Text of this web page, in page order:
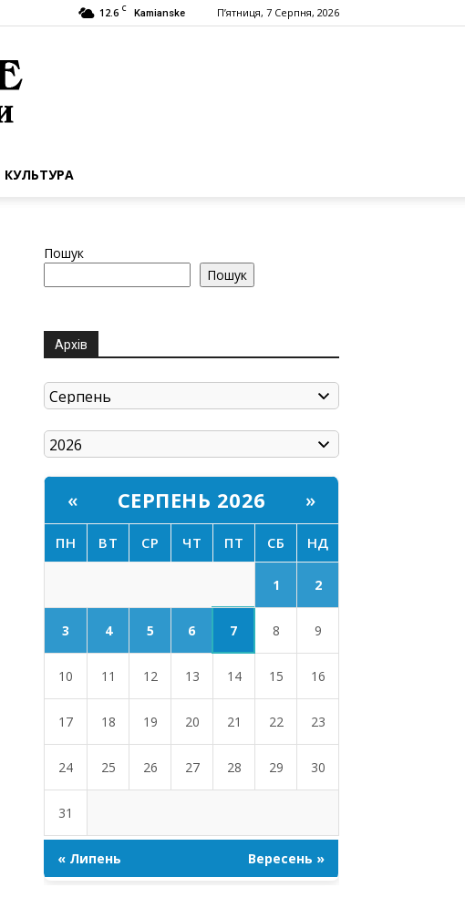
12.6 C Kamianske П’ятниця, 7 Серпня, 2026
КУЛЬТУРА
Пошук
Пошук
Архів
« СЕРПЕНЬ 2026 »
ПН ВТ СР ЧТ ПТ СБ НД
1 2
3 4 5 6 7 8 9
10 11 12 13 14 15 16
17 18 19 20 21 22 23
24 25 26 27 28 29 30
31
« Липень Вересень »